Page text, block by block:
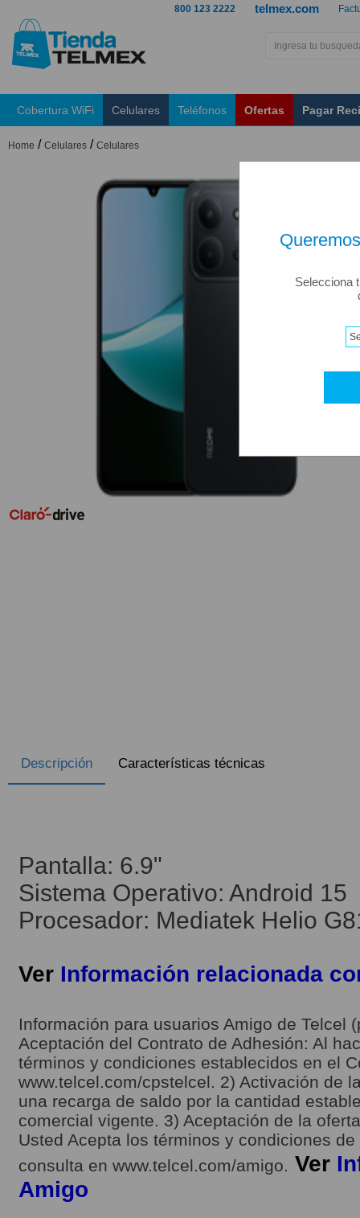
Selecciona
telmex.com
800 123 2222
Cobertura WiFi Celulares Teléfonos Ofertas Pagar
Home / Celulares / Celulares
Descripción Características técnicas
Pantalla: 6.9"
Sistema Operativo: Android 15
Procesador: Mediatek Helio
Ver Información relacionada
Información para usuarios Amigo de Telcel
Aceptación del Contrato de Adhesión: Al
términos y condiciones establecidos en el
www.telcel.com/cpstelcel. 2) Activación de
una recarga de saldo por la cantidad
comercial vigente. 3) Aceptación de la
Usted Acepta los términos y condiciones
consulta en www.telcel.com/amigo. Ver
Amigo